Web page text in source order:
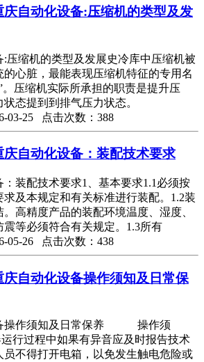
庆自动化设备:压缩机的类型及发
:压缩机的类型及发展史冷库中压缩机被
的心脏，最能表现压缩机特征的专用名
。压缩机实际所承担的职责是提升压
态提到到排气压力状态。
03-25 点击次数：388
庆自动化设备：装配技术要求
装配技术要求1、基本要求1.1必须按
求及本规定和有关标准进行装配。1.2装
高精度产品的装配环境温度、湿度、
震等必须符合有关规定。1.3所有
05-26 点击次数：438
庆自动化设备操作须知及日常保
操作须知及日常保养 操作须
过程中如果有异音应及时报告技术
员不得打开电箱，以免发生触电危险或